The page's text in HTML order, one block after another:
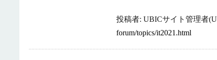
投稿者: UBICサイト管理者
forum/topics/it2021.html